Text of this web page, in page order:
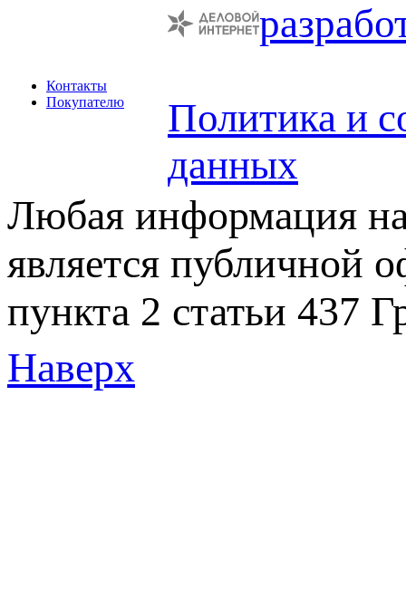
Контакты
Покупателю
Политика и
данных
Любая информация на
является публичной
пункта 2 статьи 437
Наверх